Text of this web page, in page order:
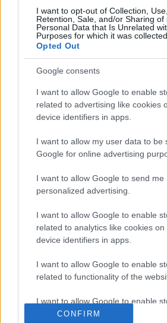
I want to opt-out of Collection, Use,
Retention, Sale, and/or Sharing of
Personal Data that Is Unrelated
Purposes for which it was collected.
Opted Out
Google consents
I want to allow Google to enable
related to advertising like cookies
device identifiers in apps.
I want to allow my user data to be
Google for online advertising
I want to allow Google to send me
personalized advertising.
I want to allow Google to enable
related to analytics like cookies on
device identifiers in apps.
I want to allow Google to enable
related to functionality of the
I want to allow Google to enable
related to personalization.
CONFIRM
Online vetítések a
Színház Facebook-
mtothorsi•2020. május 04.
A virtuális függöny ezen a héten
csütörtökön libben fel a
menü: Perelj, Uram! és A fösvény.